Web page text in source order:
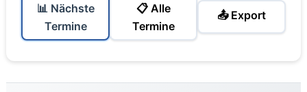
📊 Nächste
Termine
📋 Alle
Termine
📤 Export